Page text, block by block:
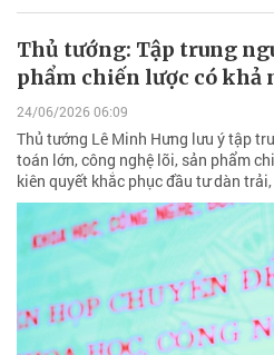
Thủ tướng: Tập trung
phẩm chiến lược có khả
24/06/2026 06:09
Thủ tướng Lê Minh Hưng lưu ý tập
toán lớn, công nghệ lõi, sản phẩm
kiên quyết khắc phục đầu tư dàn